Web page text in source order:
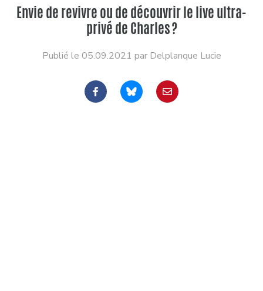
Envie de revivre ou de découvrir le live ultra-
privé de Charles ?
Publié le 05.09.2021 par Delplanque Lucie